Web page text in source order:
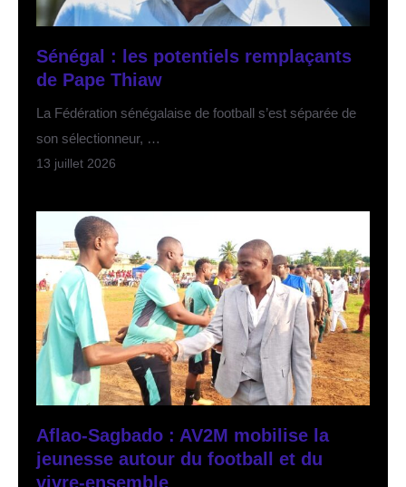
Sénégal : les potentiels remplaçants
de Pape Thiaw
La Fédération sénégalaise de football s’est séparée de
son sélectionneur, …
13 juillet 2026
Aflao-Sagbado : AV2M mobilise la
jeunesse autour du football et du
vivre-ensemble